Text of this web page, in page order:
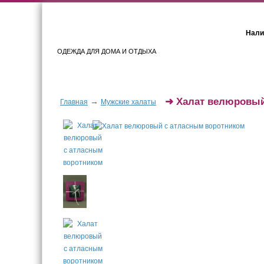
ОДЕЖДА ДЛЯ ДОМА И ОТДЫХА
Главная → Мужские халаты ➜ Халат